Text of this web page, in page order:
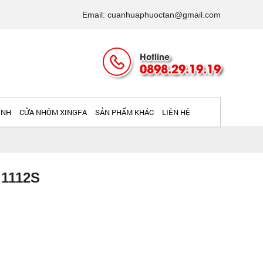
Email: cuanhuaphuoctan@gmail.com
Hotline
0898.29.19.19
CỬA NHÔM XINGFA SẢN PHẨM KHÁC LIÊN HỆ